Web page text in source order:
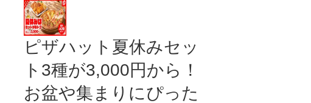
ピザハット夏休みセッ
ト3種が3,000円から！
お盆や集まりにぴった